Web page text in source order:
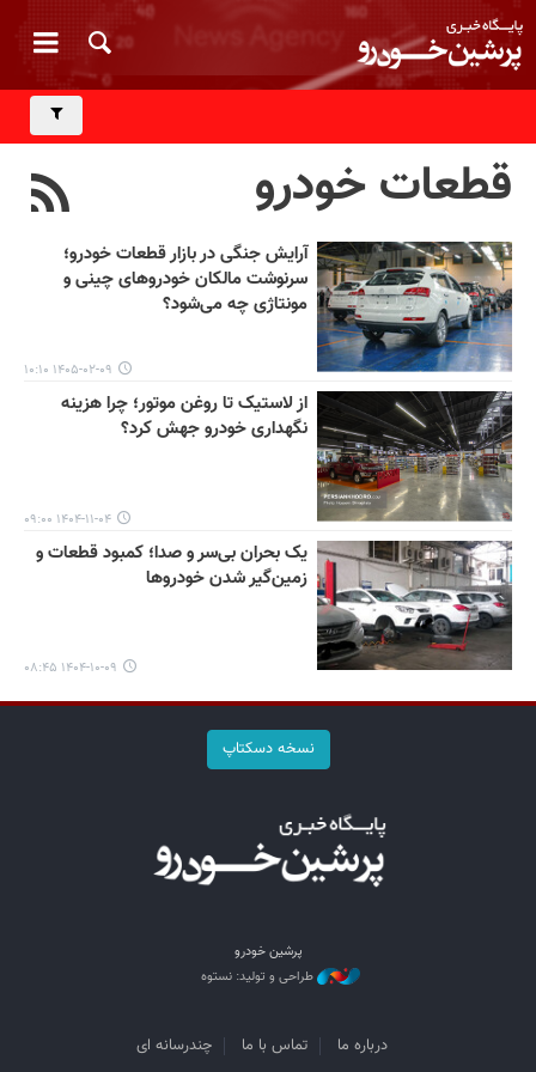
قطعات خودرو
آرایش جنگی در بازار قطعات خودرو؛
سرنوشت مالکان خودروهای چینی و
مونتاژی چه می‌شود؟
۱۴۰۵-۰۲-۰۹ ۱۰:۱۰
از لاستیک تا روغن موتور؛ چرا هزینه
نگهداری خودرو جهش کرد؟
۱۴۰۴-۱۱-۰۴ ۰۹:۰۰
یک بحران بی‌سر و صدا؛ کمبود قطعات و
زمین‌گیر شدن خودروها
۱۴۰۴-۱۰-۰۹ ۰۸:۴۵
نسخه دسکتاپ
پرشین خودرو
طراحی و تولید: نستوه
درباره ما تماس با ما چندرسانه ای